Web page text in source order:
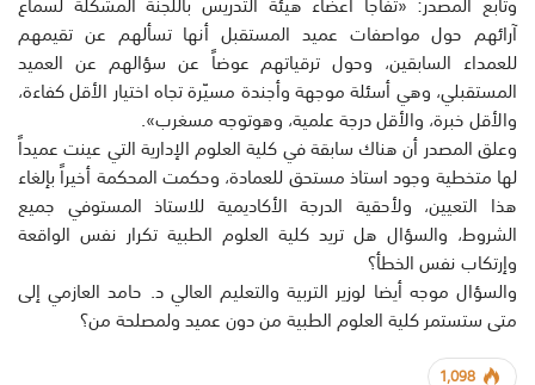
آرائهم حول مواصفات عميد المستقبل أنها تسألهم عن تقيمهم
للعمداء السابقين، وحول ترقياتهم عوضاً عن سؤالهم عن العميد
المستقبلي، وهي أسئلة موجهة وأجندة مسيّرة تجاه اختيار الأقل كفاءة،
والأقل خبرة، والأقل درجة علمية، وهوتوجه مسغرب».
وعلق المصدر أن هناك سابقة في كلية العلوم الإدارية التي عينت عميداً
لها متخطية وجود استاذ مستحق للعمادة، وحكمت المحكمة أخيراً بإلغاء
هذا التعيين، ولأحقية الدرجة الأكاديمية للاستاذ المستوفي جميع
الشروط، والسؤال هل تريد كلية العلوم الطبية تكرار نفس الواقعة
وإرتكاب نفس الخطأ؟
والسؤال موجه أيضا لوزير التربية والتعليم العالي د. حامد العازمي إلى
متى ستستمر كلية العلوم الطبية من دون عميد ولمصلحة من؟
1,098